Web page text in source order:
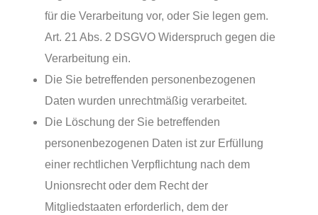
für die Verarbeitung vor, oder Sie legen gem.
Art. 21 Abs. 2 DSGVO Widerspruch gegen die
Verarbeitung ein.
Die Sie betreffenden personenbezogenen
Daten wurden unrechtmäßig verarbeitet.
Die Löschung der Sie betreffenden
personenbezogenen Daten ist zur Erfüllung
einer rechtlichen Verpflichtung nach dem
Unionsrecht oder dem Recht der
Mitgliedstaaten erforderlich, dem der